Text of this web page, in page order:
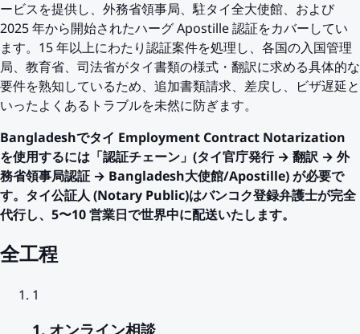
ービスを提供し、外務省領事局、駐タイ全大使館、および
2025 年から開始されたハーグ Apostille 認証をカバーしてい
ます。15 年以上にわたり認証案件を処理し、各国の入国管理
局、教育省、司法省がタイ書類の様式・翻訳に求める具体的な
要件を熟知しているため、追加書類請求、差戻し、ビザ遅延と
いったよくあるトラブルを未然に防ぎます。
Bangladeshでタイ Employment Contract Notarization
を使用するには「認証チェーン」(タイ官庁発行 → 翻訳 → 外
務省領事局認証 → Bangladesh大使館/Apostille) が必要で
す。タイ公証人 (Notary Public)はバンコク登録弁護士が完全
代行し、5〜10 営業日で世界中に配送いたします。
全工程
1